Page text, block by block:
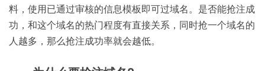
料，使用已通过审核的信息模板即可过域名。是否能抢注成
功，和这个域名的热门程度有直接关系，同时抢一个域名的
人越多，那么抢注成功率就会越低。